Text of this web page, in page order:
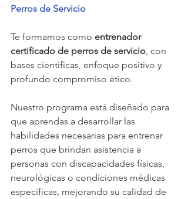
Perros de Servicio
Te formamos como entrenador
certificado de perros de servicio, con
bases científicas, enfoque positivo y
profundo compromiso ético.
Nuestro programa está diseñado para
que aprendas a desarrollar las
habilidades necesarias para entrenar
perros que brindan asistencia a
personas con discapacidades físicas,
neurológicas o condiciones médicas
específicas, mejorando su calidad de